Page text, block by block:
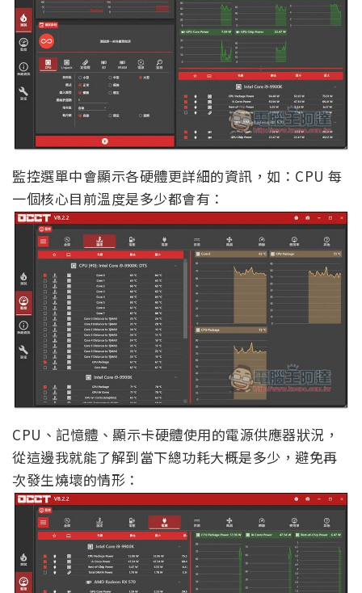
監控選單中會顯示各硬體更詳細的資訊，如：CPU 每
一個核心目前溫度是多少都會有：
CPU、記憶體、顯示卡硬體使用的電源供應器狀況，
從這邊我就能了解到當下總功耗大概是多少，避免再
次發生燒壞的情形：